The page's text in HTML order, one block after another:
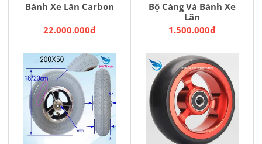
Bánh Xe Lăn Carbon
22.000.000đ
Bộ Càng Và Bánh Xe
Lăn
1.500.000đ